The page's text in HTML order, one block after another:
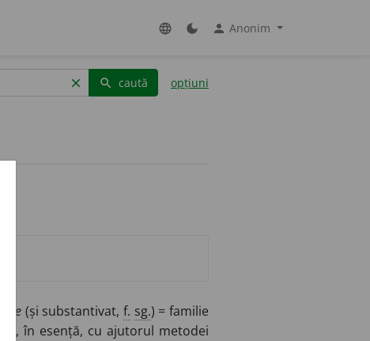
language dark_mode person Anonim
clear search caută opțiuni
(și substantivat, f. sg.) = familie
în esență, cu ajutorul metodei